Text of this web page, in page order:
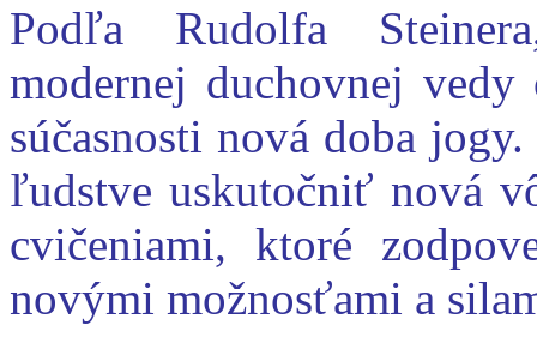
Podľa Rudolfa
modernej duchovnej
súčasnosti nová doba
ľudstve uskutočniť nová
cvičeniami, ktoré
novými možnosťami a